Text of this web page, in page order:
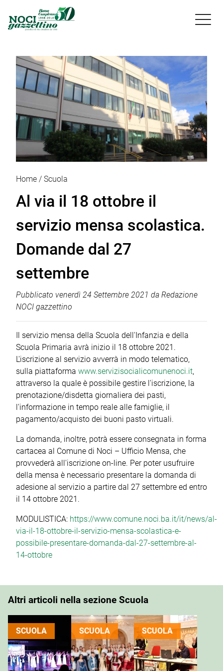

Home Scuola
Al via il 18 ottobre il
servizio mensa scolastica.
Domande dal 27
settembre
Pubblicato venerdì 24 Settembre 2021 da Redazione
NOCI gazzettino
Il servizio mensa della Scuola dell'Infanzia e della
Scuola Primaria avrà inizio il 18 ottobre 2021.
L'iscrizione al servizio avverrà in modo telematico,
sulla piattaforma www.servizisocialicomunenoci.it,
attraverso la quale è possibile gestire l'iscrizione, la
prenotazione/disdetta giornaliera dei pasti,
l'informazione in tempo reale alle famiglie, il
pagamento/acquisto dei buoni pasto virtuali.
La domanda, inoltre, potrà essere consegnata in forma
cartacea al Comune di Noci – Ufficio Mensa, che
provvederà all'iscrizione on-line. Per poter usufruire
della mensa è necessario presentare la domanda di
adesione al servizio a partire dal 27 settembre ed entro
il 14 ottobre 2021.
MODULISTICA: https://www.comune.noci.ba.it/it/news/al-
via-il-18-ottobre-il-servizio-mensa-scolastica-e-
possibile-presentare-domanda-dal-27-settembre-al-
14-ottobre
Altri articoli nella sezione Scuola
SCUOLA SCUOLA SCUOLA